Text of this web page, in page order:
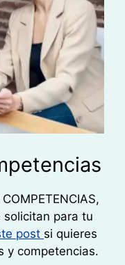
para tu
post si quieres
y competencias.